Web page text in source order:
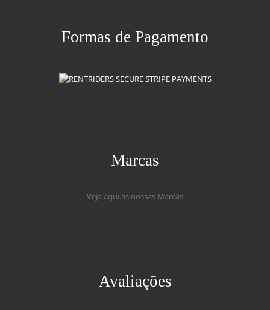
Formas de Pagamento
Marcas
Veja aqui as nossas Marcas
Avaliações